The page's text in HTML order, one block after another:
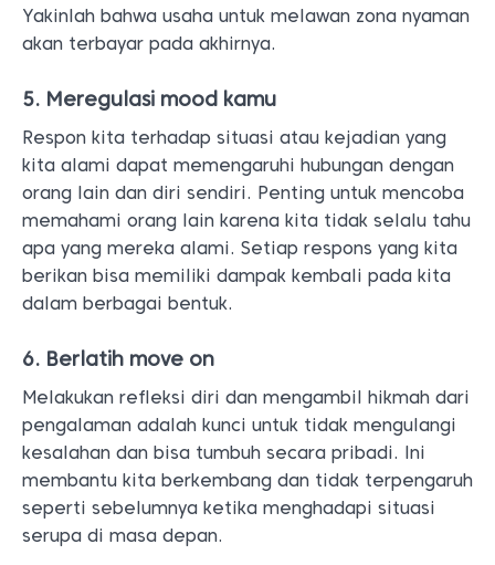
Yakinlah bahwa usaha untuk melawan zona nyaman
akan terbayar pada akhirnya.
5. Meregulasi mood kamu
Respon kita terhadap situasi atau kejadian yang
kita alami dapat memengaruhi hubungan dengan
orang lain dan diri sendiri. Penting untuk mencoba
memahami orang lain karena kita tidak selalu tahu
apa yang mereka alami. Setiap respons yang kita
berikan bisa memiliki dampak kembali pada kita
dalam berbagai bentuk.
6. Berlatih move on
Melakukan refleksi diri dan mengambil hikmah dari
pengalaman adalah kunci untuk tidak mengulangi
kesalahan dan bisa tumbuh secara pribadi. Ini
membantu kita berkembang dan tidak terpengaruh
seperti sebelumnya ketika menghadapi situasi
serupa di masa depan.